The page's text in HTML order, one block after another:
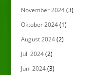
November 2024(3)
Oktober 2024(1)
August 2024(2)
Juli 2024(2)
Juni 2024(3)